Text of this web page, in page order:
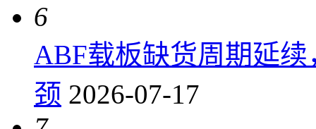
6
ABF载板缺货周期延
颈 2026-07-17